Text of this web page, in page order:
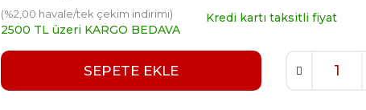
(%2,00 havale/tek çekim indirimi)
2500 TL üzeri KARGO BEDAVA
Kredi kartı taksitli fiyat
SEPETE EKLE